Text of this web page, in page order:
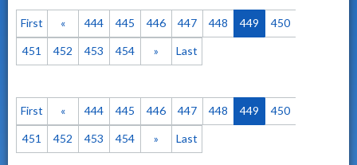
First « 444 445 446 447 448 449 450
451 452 453 454 » Last
First « 444 445 446 447 448 449 450
451 452 453 454 » Last